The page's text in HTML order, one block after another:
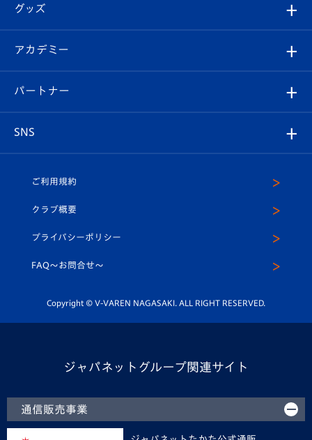
チケット
イベント
メディア
ホームタウン
スタッフプロフィール
マスコット紹介
平和祈念活動
ホームタウン活動
Revive Team
ヴィヴィくんの長崎おもてなしガイド
フォトギャラリー
スタジアムグルメ
チケット
V-LOVERS（ファンクラブ）
プレイヤーズスイート
グッズ
オンラインショップ
店舗情報
アカデミー
育成からのお知らせ
U-18
スクール
パートナー
SNS
ヴィヴィくんインスタグラム
公式LINE＠
ご利用規約
クラブ概要
プライバシーポリシー
FAQ〜お問合せ〜
Copyright © V-VAREN NAGASAKI. ALL RIGHT RESERVED.
ジャパネットグループ関連サイト
通信販売事業